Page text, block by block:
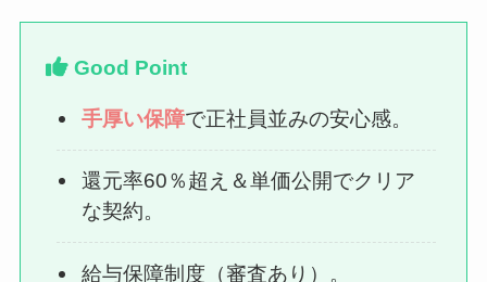
Good Point
手厚い保障で正社員並みの安心感。
還元率60％超え＆単価公開でクリア
な契約。
給与保障制度（審査あり）。